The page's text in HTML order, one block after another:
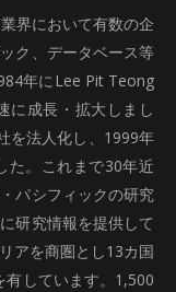
界において有数の企
ク、データベース等
年にLee Pit Teong
に成長・拡大しまし
を法人化し、1999年
た。これまで30年近
パシフィックの研究
研究情報を提供して
アを商圏とし13カ国
有しています。1,500